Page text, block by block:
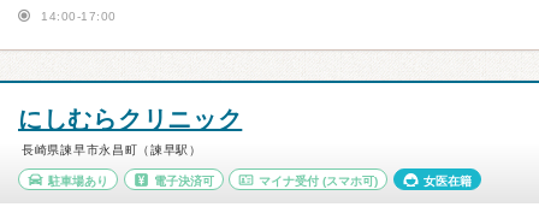
14:00-17:00
にしむらクリニック
長崎県諫早市永昌町（諫早駅）
駐車場あり 電子決済可 マイナ受付 (スマホ可) 女医在籍